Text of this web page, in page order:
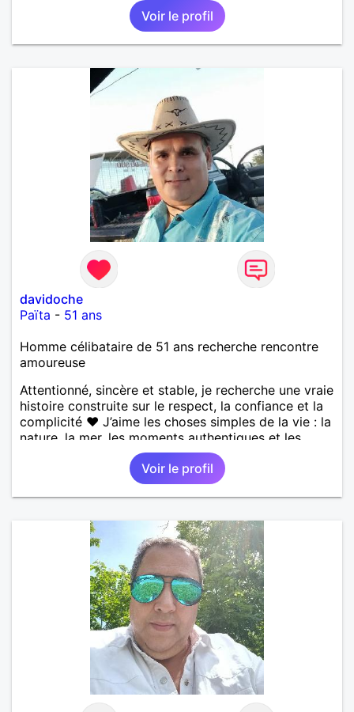
Voir le profil
davidoche
Païta - 51 ans
Homme célibataire de 51 ans recherche rencontre
amoureuse
Attentionné, sincère et stable, je recherche une vraie
histoire construite sur le respect, la confiance et la
complicité ❤️ J’aime les choses simples de la vie : la
nature, la mer, les moments authentiques et les
personnes au grand cœur 🌊🌿 Très câlin et
affectueux, j’adore les petits moments de tendresse
et les calinous réguliers 😊❤️ La solitude finit parfois
par peser, alors si tu es en Nouvelle-Calédonie et
temps de discuter… et laissons l’avenir nous guider
Voir le profil